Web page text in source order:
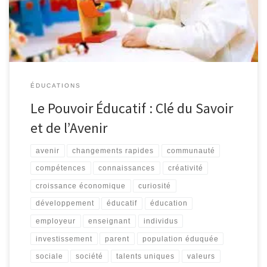
et les valeurs nécessaires pour réussir dans la vie. En investissant
dans l’éducation, nous investissons […]
ÉDUCATIONS
Le Pouvoir Éducatif : Clé du Savoir
et de l’Avenir
avenir changements rapides communauté
compétences connaissances créativité
croissance économique curiosité
développement éducatif éducation
employeur enseignant individus
investissement parent population éduquée
sociale société talents uniques valeurs